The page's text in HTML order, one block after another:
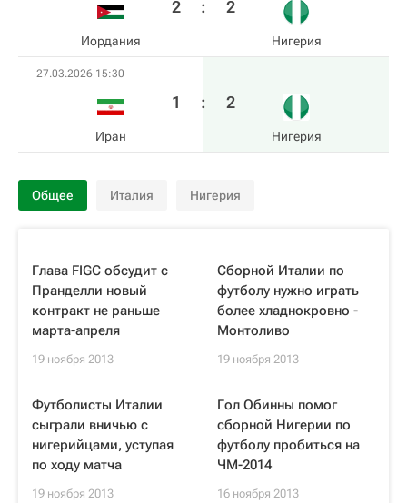
Иордания
2 : 2
Нигерия
27.03.2026 15:30
Иран
1 : 2
Нигерия
Общее Италия Нигерия
Глава FIGC обсудит с
Пранделли новый
контракт не раньше
марта-апреля
19 ноября 2013
Сборной Италии по
футболу нужно играть
более хладнокровно -
Монтоливо
19 ноября 2013
Футболисты Италии
сыграли вничью с
нигерийцами, уступая
по ходу матча
19 ноября 2013
Гол Обинны помог
сборной Нигерии по
футболу пробиться на
ЧМ-2014
16 ноября 2013